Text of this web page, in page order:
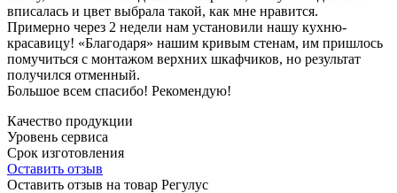
вписалась и цвет выбрала такой, как мне нравится.
Примерно через 2 недели нам установили нашу кухню-
красавицу! «Благодаря» нашим кривым стенам, им пришлось
помучиться с монтажом верхних шкафчиков, но результат
получился отменный.
Большое всем спасибо! Рекомендую!
Качество продукции
Уровень сервиса
Срок изготовления
Оставить отзыв
Оставить отзыв на товар Регулус